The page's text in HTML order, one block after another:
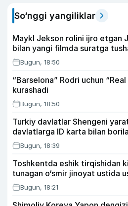
So‘nggi yangiliklar
Maykl Jekson rolini ijro etgan
bilan yangi filmda suratga
Bugun, 18:50
“Barselona” Rodri uchun
kurashadi
Bugun, 18:50
Turkiy davlatlar Shengeni
davlatlarga ID karta bilan
Bugun, 18:39
Toshkentda eshik tirqishidan
tunagan o‘smir jinoyat ustida
Bugun, 18:21